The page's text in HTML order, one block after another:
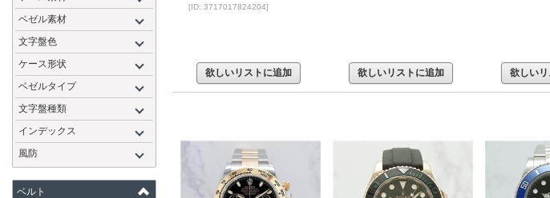
ベゼル素材
文字盤色
ケース形状
ベゼルタイプ
文字盤種類
インデックス
風防
ベルト
[ID: 3717017824204]
欲しいリストに追加 欲しいリストに追加 欲しい